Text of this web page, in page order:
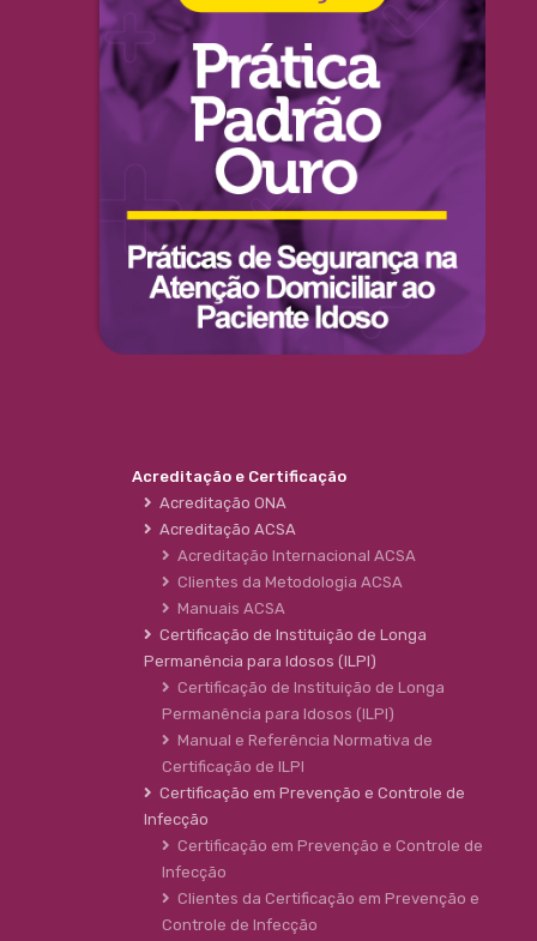
Acreditação e Certificação
Acreditação ONA
Acreditação ACSA
Acreditação Internacional ACSA
Clientes da Metodologia ACSA
Manuais ACSA
Certificação de Instituição de Longa
Permanência para Idosos (ILPI)
Certificação de Instituição de Longa
Permanência para Idosos (ILPI)
Manual e Referência Normativa de
Certificação de ILPI
Certificação em Prevenção e Controle de
Infecção
Certificação em Prevenção e Controle de
Infecção
Clientes da Certificação em Prevenção e
Controle de Infecção